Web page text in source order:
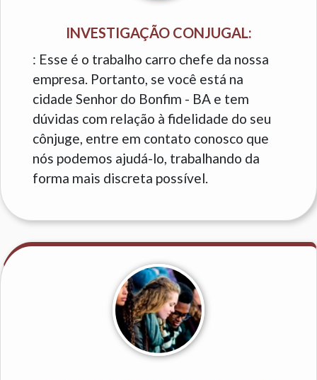
INVESTIGAÇÃO CONJUGAL:
: Esse é o trabalho carro chefe da nossa
empresa. Portanto, se você está na
cidade Senhor do Bonfim - BA e tem
dúvidas com relação à fidelidade do seu
cônjuge, entre em contato conosco que
nós podemos ajudá-lo, trabalhando da
forma mais discreta possível.